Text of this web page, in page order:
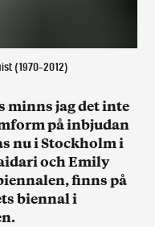
(1970-2012)
minns jag det inte
på inbjudan
nu i Stockholm i
och Emily
finns på
biennal i